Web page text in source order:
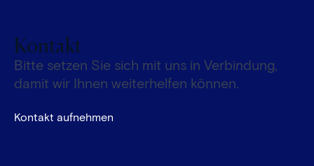
Kontakt
Bitte setzen Sie sich mit uns in Verbindung,
damit wir Ihnen weiterhelfen können.
Kontakt aufnehmen